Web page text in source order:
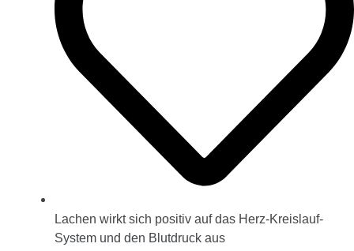
Lachen wirkt sich positiv auf das Herz-Kreislauf-
System und den Blutdruck aus